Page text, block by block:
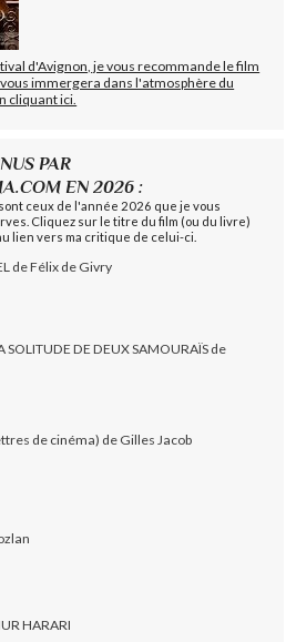
d'Avignon, je vous recommande le film
immergera dans l'atmosphère du
cliquant ici.
PAR
EN 2026 :
ceux de l'année 2026 que je vous
Cliquez sur le titre du film (ou du livre)
lien vers ma critique de celui-ci.
de Félix de Givry
SOLITUDE DE DEUX SAMOURAÏS de
de cinéma) de Gilles Jacob
HARARI